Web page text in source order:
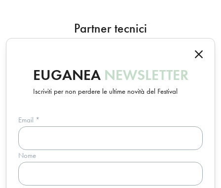
EUGANEA NEWSLETTER
Iscriviti per non perdere le ultime novità del Festival
Email *
Nome
Partner tecnici